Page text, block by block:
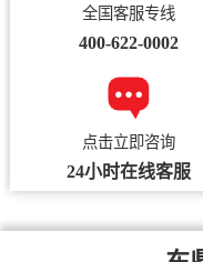
全国客服专线
400-622-0002
点击立即咨询
24小时在线客服